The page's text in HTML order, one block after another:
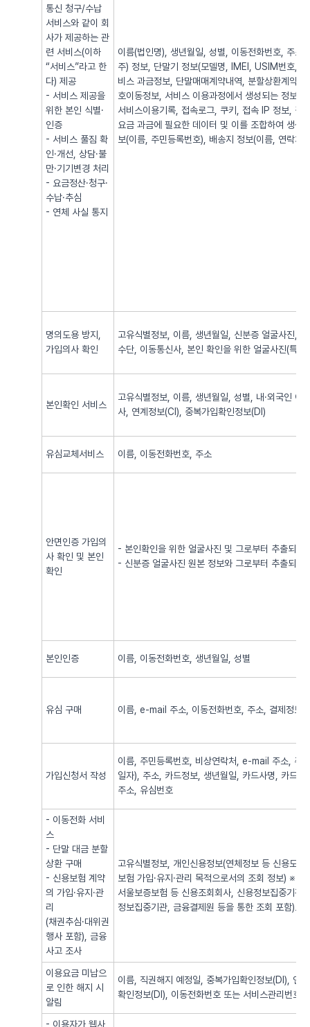
통신 청구/수납
서비스와 같이 회
사가 제공하는 관
련 서비스(이하
“서비스”라고 한
다) 제공
- 서비스 제공을
위한 본인 식별·
인증
- 서비스 풀짐 확
인·개선, 상담·불
만·기기변경 처리
- 요금정산·청구·
수납·추심
- 연체 사실 통지
이름(법인명), 생년월일, 성별, 이동전화번호, 주
주) 정보, 단말기 정보(모델명, IMEI, USIM번호,
비스 과금정보, 단말매매계약내역, 분할상환계약
호이동정보, 서비스 이용과정에서 생성되는 정보(
서비스이용기록, 접속로그, 쿠키, 접속 IP 정보, 결
요금 과금에 필요한 데이터 및 이를 조합하여 생
보(이름, 주민등록번호), 배송지 정보(이름, 연락처,
명의도용 방지,
가입의사 확인
고유식별정보, 이름, 생년월일, 신분증 얼굴사진,
수단, 이동통신사, 본인 확인을 위한 얼굴사진(특징
본인확인 서비스
고유식별정보, 이름, 생년월일, 성별, 내·외국인
사, 연계정보(CI), 중복가입확인정보(DI)
유심교체서비스 이름, 이동전화번호, 주소
안면인증 가입의
사 확인 및 본인
확인
- 본인확인을 위한 얼굴사진 및 그로부터 추출되어
- 신분증 얼굴사진 원본 정보와 그로부터 추출되어
본인인증 이름, 이동전화번호, 생년월일, 성별
유심 구매 이름, e-mail 주소, 이동전화번호, 주소, 결제정보,
가입신청서 작성
이름, 주민등록번호, 비상연락처, e-mail 주소, 주
일자), 주소, 카드정보, 생년월일, 카드사명, 카드
주소, 유심번호
- 이동전화 서비
스
- 단말 대금 분할
상환 구매
- 신용보험 계약
의 가입·유지·관
리
(채권추심·대위권
행사 포함), 금융
사고 조사
고유식별정보, 개인신용정보(연체정보 등 신용도
보험 가입·유지·관리 목적으로서의 조회 정보) ※
서울보증보험 등 신용조회회사, 신용정보집중기관
정보집중기관, 금융결제원 등을 통한 조회 포함)로
이용요금 미납으
로 인한 해지 시
알림
이름, 직권해지 예정일, 중복가입확인정보(DI), 연
확인정보(DI), 이동전화번호 또는 서비스관리번호
- 이용자가 웹사